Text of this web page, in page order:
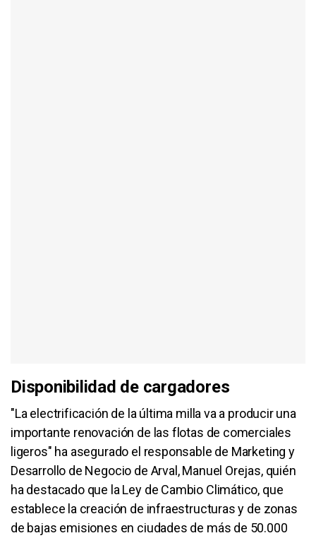
Disponibilidad de cargadores
"La electrificación de la última milla va a producir una
importante renovación de las flotas de comerciales
ligeros" ha asegurado el responsable de Marketing y
Desarrollo de Negocio de Arval, Manuel Orejas, quién
ha destacado que la Ley de Cambio Climático, que
establece la creación de infraestructuras y de zonas
de bajas emisiones en ciudades de más de 50.000